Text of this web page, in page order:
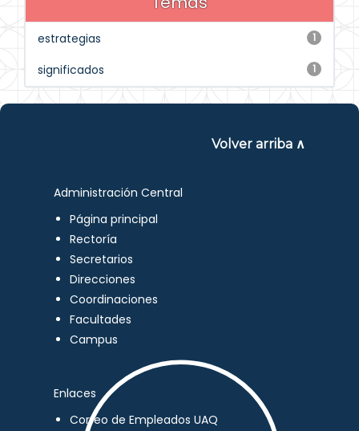
1
estrategias
1
significados
Volver arriba ∧
Administración Central
Página principal
Rectoría
Secretarios
Direcciones
Coordinaciones
Facultades
Campus
Enlaces
Correo de Empleados UAQ